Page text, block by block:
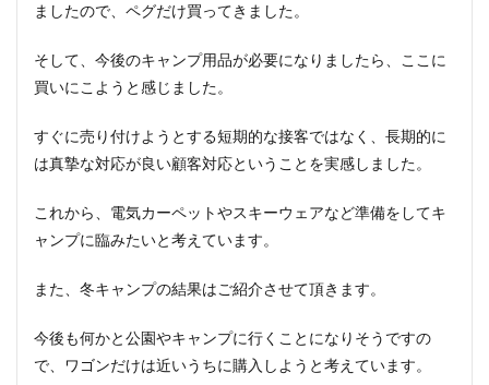
ましたので、ペグだけ買ってきました。
そして、今後のキャンプ用品が必要になりましたら、ここに
買いにこようと感じました。
すぐに売り付けようとする短期的な接客ではなく、長期的に
は真摯な対応が良い顧客対応ということを実感しました。
これから、電気カーペットやスキーウェアなど準備をしてキ
ャンプに臨みたいと考えています。
また、冬キャンプの結果はご紹介させて頂きます。
今後も何かと公園やキャンプに行くことになりそうですの
で、ワゴンだけは近いうちに購入しようと考えています。